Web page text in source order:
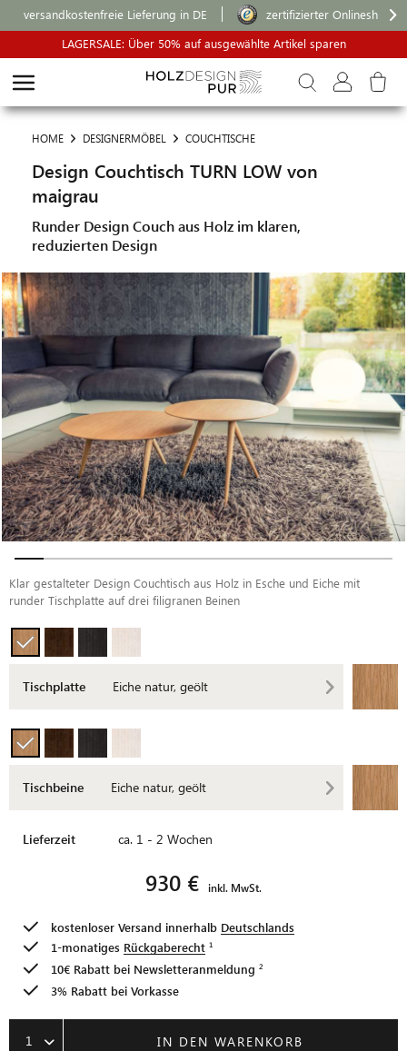
versandkostenfreie Lieferung in DE
zertifizierter Onlineshop
LAGERSALE: Über 50% auf ausgewählte Artikel sparen
HOME DESIGNERMÖBEL COUCHTISCHE
Design Couchtisch TURN LOW von
maigrau
Runder Design Couch aus Holz im klaren,
reduzierten Design
Klar gestalteter Design Couchtisch aus Holz in Esche und Eiche mit
runder Tischplatte auf drei filigranen Beinen
Tischplatte Eiche natur, geölt
Tischbeine Eiche natur, geölt
Lieferzeit ca. 1 - 2 Wochen
930 € inkl. MwSt.
kostenloser Versand innerhalb Deutschlands
1-monatiges Rückgaberecht
10€ Rabatt bei Newsletteranmeldung
3% Rabatt bei Vorkasse
1 IN DEN WARENKORB